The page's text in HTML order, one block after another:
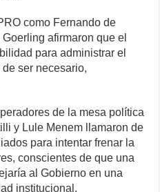
como Fernando de
afirmaron que el
para administrar el
ser necesario,
de la mesa política
y Lule Menem llamaron de
para intentar frenar la
conscientes de que una
al Gobierno en una
institucional.